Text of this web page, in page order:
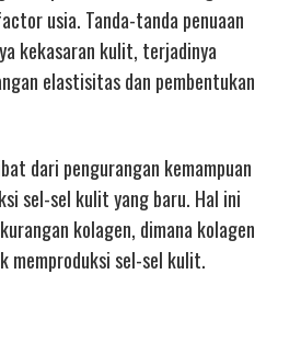
usia. Tanda-tanda penuaan
kekasaran kulit, terjadinya
elastisitas dan pembentukan
dari pengurangan kemampuan
sel-sel kulit yang baru. Hal ini
kolagen, dimana kolagen
memproduksi sel-sel kulit.